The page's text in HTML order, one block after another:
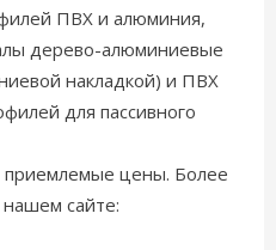
ПВХ и алюминия,
дерево-алюминиевые
накладкой) и ПВХ
для пассивного
приемлемые цены. Более
сайте: